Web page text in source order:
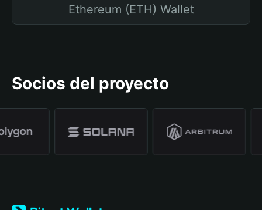
Ethereum (ETH) Wallet
Socios del proyecto